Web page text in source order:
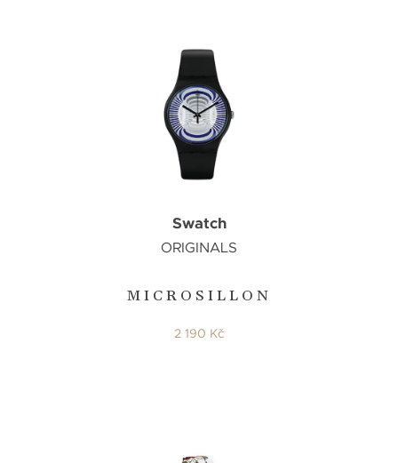
MICROSILLON
Swatch
ORIGINALS
2 190 Kč